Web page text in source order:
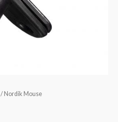
/ Nordik Mouse